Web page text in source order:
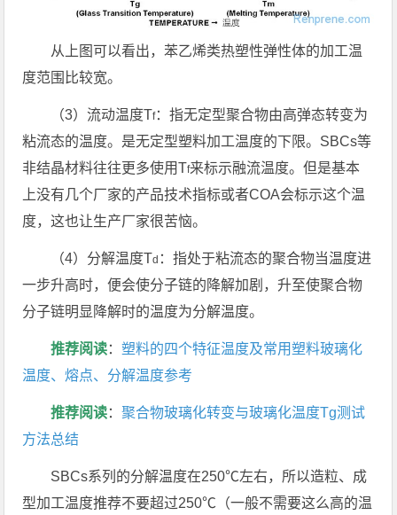
从上图可以看出，苯乙烯类热塑性弹性体的加工温
度范围比较宽。
（3）流动温度Tf：指无定型聚合物由高弹态转变为
粘流态的温度。是无定型塑料加工温度的下限。SBCs等
非结晶材料往往更多使用Tf来标示融流温度。但是基本
上没有几个厂家的产品技术指标或者COA会标示这个温
度，这也让生产厂家很苦恼。
（4）分解温度Td ：指处于粘流态的聚合物当温度进
一步升高时，便会使分子链的降解加剧，升至使聚合物
分子链明显降解时的温度为分解温度。
推荐阅读：塑料的四个特征温度及常用塑料玻璃化
温度、熔点、分解温度参考
推荐阅读：聚合物玻璃化转变与玻璃化温度Tg测试
方法总结
SBCs系列的分解温度在250℃左右，所以造粒、成
型加工温度推荐不要超过250℃（一般不需要这么高的温